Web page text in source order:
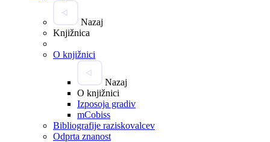
Nazaj
Knjižnica
O knjižnici
Nazaj
O knjižnici
Izposoja gradiv
mCobiss
Bibliografije raziskovalcev
Odprta znanost